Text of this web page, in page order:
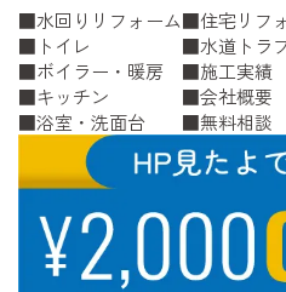
水回りリフォーム
トイレ
ボイラー・暖房
キッチン
浴室・洗面台
住宅リフ
水道トラ
施工実績
会社概要
無料相談